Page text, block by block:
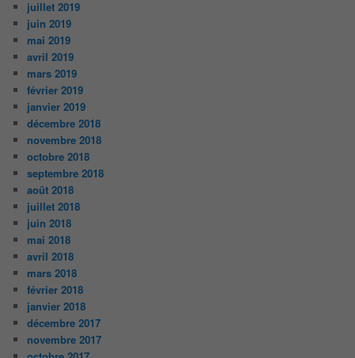
juillet 2019
juin 2019
mai 2019
avril 2019
mars 2019
février 2019
janvier 2019
décembre 2018
novembre 2018
octobre 2018
septembre 2018
août 2018
juillet 2018
juin 2018
mai 2018
avril 2018
mars 2018
février 2018
janvier 2018
décembre 2017
novembre 2017